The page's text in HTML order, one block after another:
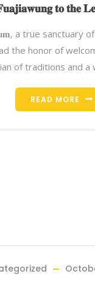
𝐭𝐨 𝐭𝐡𝐞
a true sanctuary
the honor of
of traditions and
READ MORE